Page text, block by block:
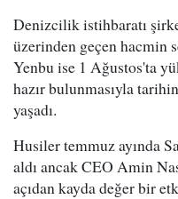
Denizcilik istihbaratı
üzerinden geçen hacmin
Yenbu ise 1 Ağustos'ta
hazır bulunmasıyla
yaşadı.
Husiler temmuz ayında
aldı ancak CEO Amin
açıdan kayda değer bir